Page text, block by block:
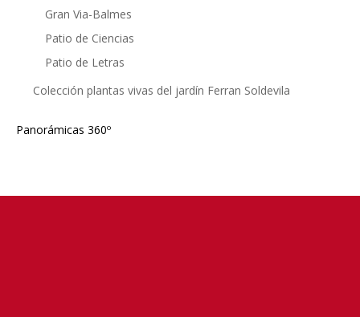
Gran Via-Balmes
Patio de Ciencias
Patio de Letras
Colección plantas vivas del jardín Ferran Soldevila
Panorámicas 360º